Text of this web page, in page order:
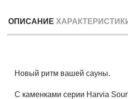
ОПИСАНИЕ
Новый ритм вашей сауны.
С каменками серии Harvia